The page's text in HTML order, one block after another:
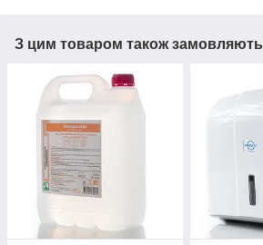
З цим товаром також замовляють